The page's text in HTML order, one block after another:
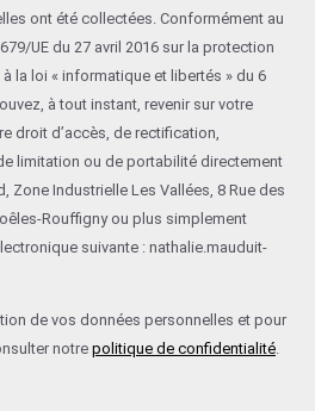
ont été collectées. Conformément au
UE du 27 avril 2016 sur la protection
la loi « informatique et libertés » du 6
à tout instant, revenir sur votre
droit d’accès, de rectification,
limitation ou de portabilité directement
Zone Industrielle Les Vallées, 8 Rue des
Rouffigny ou plus simplement
suivante : nathalie.mauduit-
de vos données personnelles et pour
notre politique de confidentialité